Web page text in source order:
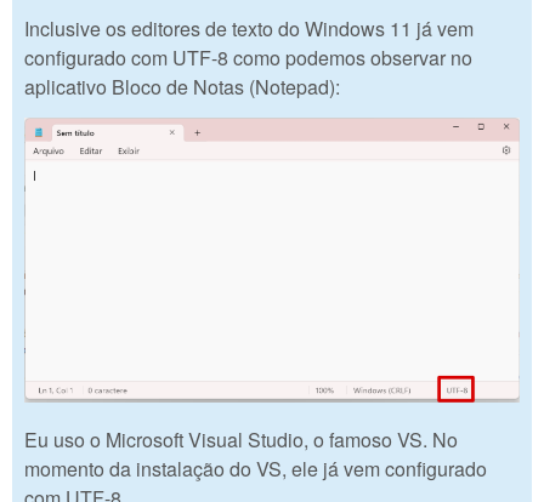
Inclusive os editores de texto do Windows 11 já vem
configurado com UTF-8 como podemos observar no
aplicativo Bloco de Notas (Notepad):
Eu uso o Microsoft Visual Studio, o famoso VS. No
momento da instalação do VS, ele já vem configurado